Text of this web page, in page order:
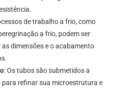
de trabalho a frio, como
a frio, podem ser
dimensões e o acabamento
: Os tubos são submetidos a
refinar sua microestrutura e